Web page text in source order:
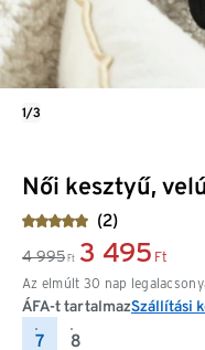
Női kesztyű,
(2)
4 995 Ft 3 495 Ft
Az elmúlt 30 nap
ÁFA-t tartalmazSzállítási
7 8
1/3